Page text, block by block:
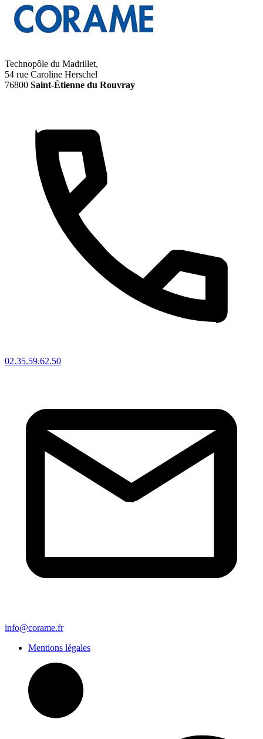
Technopôle du Madrillet,
54 rue Caroline Herschel
76800 Saint-Étienne du Rouvray
02.35.59.62.50
info@corame.fr
Mentions légales